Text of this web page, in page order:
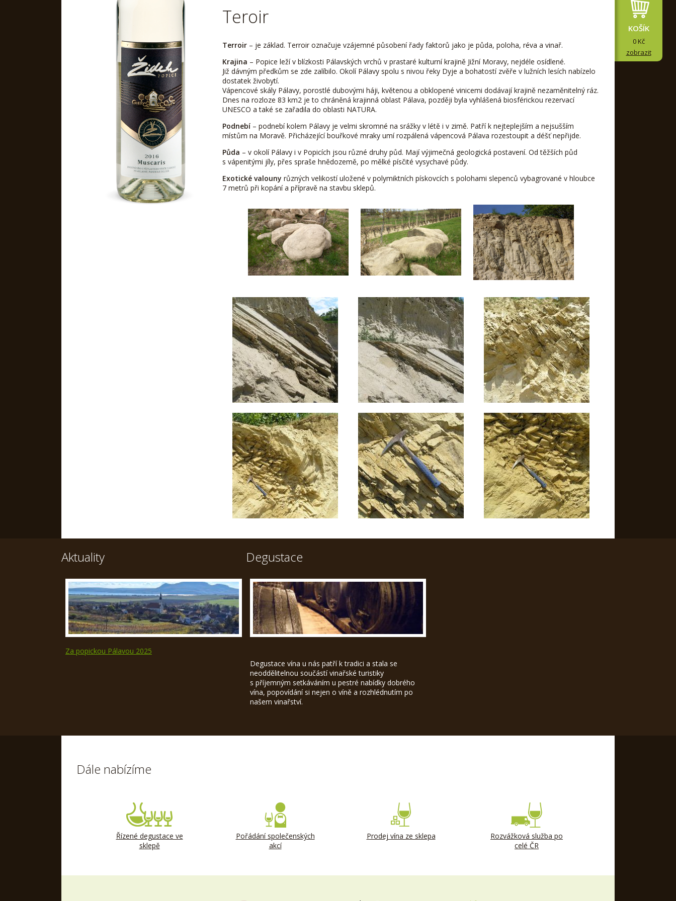
Teroir
Terroir – je základ. Terroir označuje vzájemné působení řady faktorů jako je půda, poloha, réva a vinař.
Krajina – Popice leží v blízkosti Pálavských vrchů v prastaré kulturní krajině Jižní Moravy, nejdéle osídlené.
Již dávným předkům se zde zalíbilo. Okolí Pálavy spolu s nivou řeky Dyje a bohatostí zvěře v lužních lesích nabízelo
dostatek živobytí.
Vápencové skály Pálavy, porostlé dubovými háji, květenou a obklopené vinicemi dodávají krajině nezaměnitelný ráz.
Dnes na rozloze 83 km2 je to chráněná krajinná oblast Pálava, později byla vyhlášená biosférickou rezervací
UNESCO a také se zařadila do oblasti NATURA.
Podnebí – podnebí kolem Pálavy je velmi skromné na srážky v létě i v zimě. Patří k nejteplejším a nejsušším
místům na Moravě. Přicházející bouřkové mraky umí rozpálená vápencová Pálava rozestoupit a déšť nepřijde.
Půda – v okolí Pálavy i v Popicích jsou různé druhy půd. Mají výjimečná geologická postavení. Od těžších půd
s vápenitými jíly, přes spraše hnědozemě, po mělké písčité vysychavé půdy.
Exotické valouny různých velikostí uložené v polymiktních pískovcích s polohami slepenců vybagrované v hloubce
7 metrů při kopání a přípravě na stavbu sklepů.
KOŠÍK
0 Kč
zobrazit
Aktuality
Za popickou Pálavou 2025
Degustace
Degustace vína u nás patří k tradici a stala se
neoddělitelnou součástí vinařské turistiky
s příjemným setkáváním u pestré nabídky dobrého
vína, popovídání si nejen o víně a rozhlédnutím po
našem vinařství.
Dále nabízíme
Řízené degustace ve
sklepě
Pořádání společenských
akcí
Prodej vína ze sklepa
Rozvážková služba po
celé ČR